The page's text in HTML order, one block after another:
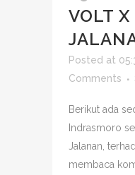
VOLT X
Posted at
Comments
Berikut ada
Indrasmoro
Jalanan,
membaca